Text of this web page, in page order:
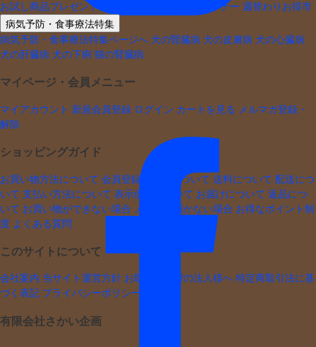
お試し商品プレゼントキャンペーン 工場直送コーナー 週替わりお得市
病気予防・食事療法特集
病気予防・食事療法特集ページへ 犬の腎臓病 犬の皮膚病 犬の心臓病
犬の肝臓病 犬の下痢 猫の腎臓病
マイページ・会員メニュー
マイアカウント 新規会員登録 ログイン カートを見る
メルマガ登録・
解除
ショッピングガイド
お買い物方法について 会員登録・変更について 送料について 配送につ
いて 支払い方法について 表示価格について お届けについて 返品につ
いて お買い物ができない場合 メールが届かない場合 お得なポイント制
度 よくある質問
このサイトについて
会社案内 当サイト運営方針 お取引ご希望の法人様へ 特定商取引法に基
づく表記 プライバシーポリシー
有限会社さかい企画